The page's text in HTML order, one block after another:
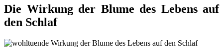
Die Wirkung der Blume des Lebens auf
den Schlaf